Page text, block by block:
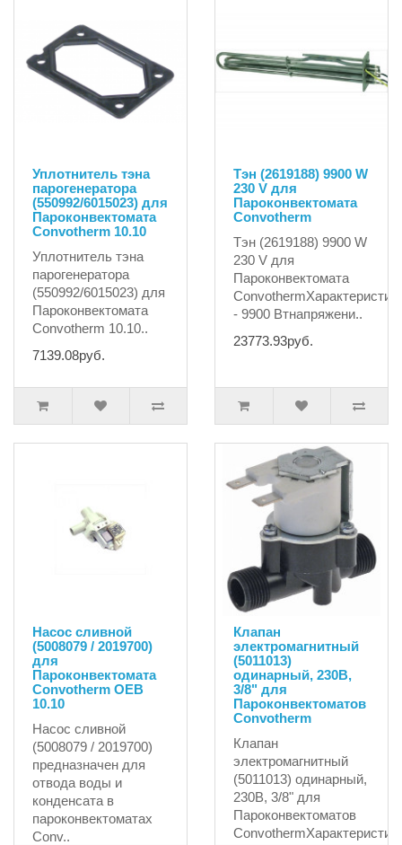
Уплотнитель тэна
парогенератора
(550992/6015023) для
Пароконвектомата
Convotherm 10.10
Уплотнитель тэна
парогенератора
(550992/6015023) для
Пароконвектомата
Convotherm 10.10..
7139.08руб.
Тэн (2619188) 9900 W
230 V для
Пароконвектомата
Convotherm
Тэн (2619188) 9900 W
230 V для
Пароконвектомата
- 9900 Втнапряжени..
23773.93руб.
Насос сливной
(5008079 / 2019700)
для
Пароконвектомата
Convotherm OEB
10.10
Насос сливной
(5008079 / 2019700)
предназначен для
отвода воды и
конденсата в
пароконвектоматах
Conv..
Клапан
электромагнитный
(5011013)
одинарный, 230В,
3/8" для
Пароконвектоматов
Сonvotherm
Клапан
электромагнитный
(5011013) одинарный,
230В, 3/8" для
Пароконвектоматов
СonvothermХарактеристи..